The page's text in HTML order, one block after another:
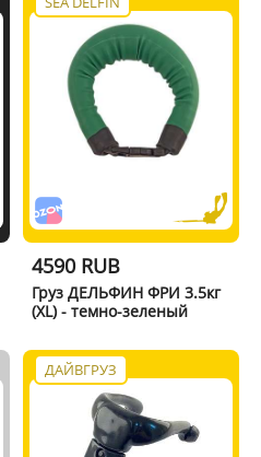
4590 RUB
Груз ДЕЛЬФИН ФРИ 3.5кг
(XL) - темно-зеленый
ДАЙВГРУЗ